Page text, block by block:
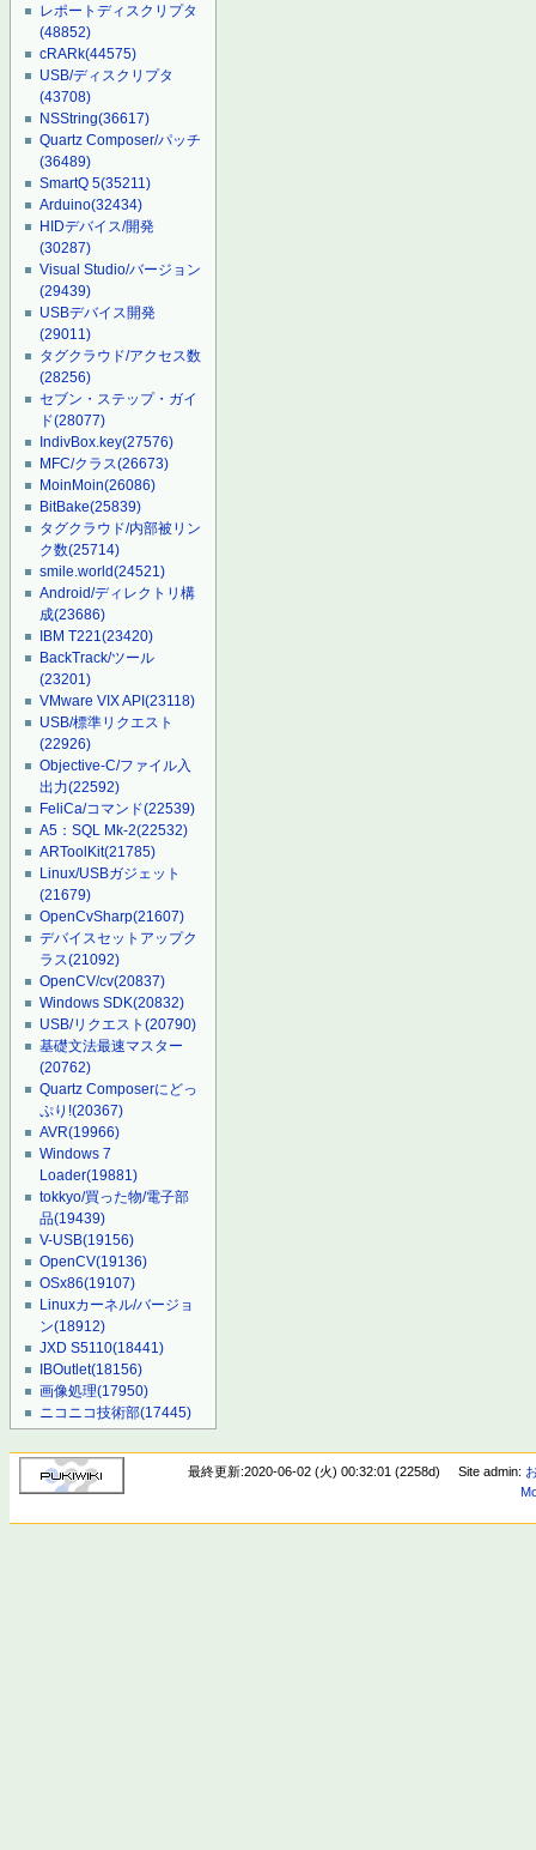
レポートディスクリプタ
(48852)
cRARk(44575)
USB/ディスクリプタ
(43708)
NSString(36617)
Quartz Composer/パッチ
(36489)
SmartQ 5(35211)
Arduino(32434)
HIDデバイス/開発
(30287)
Visual Studio/バージョン
(29439)
USBデバイス開発
(29011)
タグクラウド/アクセス数
(28256)
セブン・ステップ・ガイ
ド(28077)
IndivBox.key(27576)
MFC/クラス(26673)
MoinMoin(26086)
BitBake(25839)
タグクラウド/内部被リン
ク数(25714)
smile.world(24521)
Android/ディレクトリ構
成(23686)
IBM T221(23420)
BackTrack/ツール
(23201)
VMware VIX API(23118)
USB/標準リクエスト
(22926)
Objective-C/ファイル入
出力(22592)
FeliCa/コマンド(22539)
A5：SQL Mk-2(22532)
ARToolKit(21785)
Linux/USBガジェット
(21679)
OpenCvSharp(21607)
デバイスセットアップク
ラス(21092)
OpenCV/cv(20837)
Windows SDK(20832)
USB/リクエスト(20790)
基礎文法最速マスター
(20762)
Quartz Composerにどっ
ぷり!(20367)
AVR(19966)
Windows 7
Loader(19881)
tokkyo/買った物/電子部
品(19439)
V-USB(19156)
OpenCV(19136)
OSx86(19107)
Linuxカーネル/バージョ
ン(18912)
JXD S5110(18441)
IBOutlet(18156)
画像処理(17950)
ニコニコ技術部(17445)
最終更新:2020-06-02 (火) 00:32:01 (2258d) Site admin: